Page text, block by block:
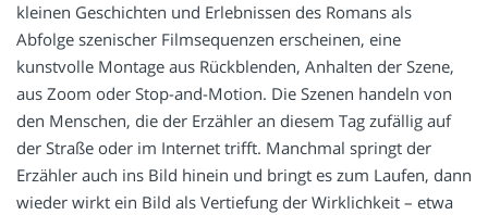
kleinen Geschichten und Erlebnissen des Romans als
Abfolge szenischer Filmsequenzen erscheinen, eine
kunstvolle Montage aus Rückblenden, Anhalten der Szene,
aus Zoom oder Stop-and-Motion. Die Szenen handeln von
den Menschen, die der Erzähler an diesem Tag zufällig auf
der Straße oder im Internet trifft. Manchmal springt der
Erzähler auch ins Bild hinein und bringt es zum Laufen, dann
wieder wirkt ein Bild als Vertiefung der Wirklichkeit – etwa